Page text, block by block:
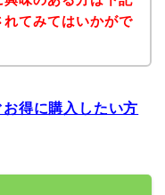
てみてはいかがで
得に購入したい方